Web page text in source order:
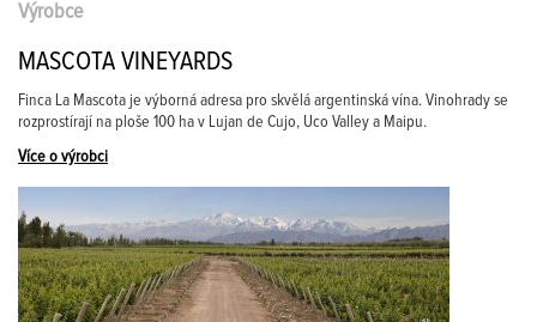
Výrobce
MASCOTA VINEYARDS
Finca La Mascota je výborná adresa pro skvělá argentinská vína. Vinohrady se
rozprostírají na ploše 100 ha v Lujan de Cujo, Uco Valley a Maipu.
Více o výrobci